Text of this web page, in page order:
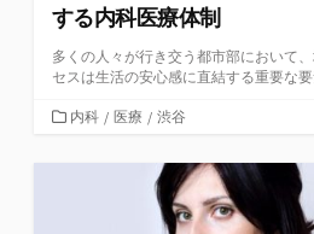
する内科医療体制
多くの人々が行き交う都市部において
セスは生活の安心感に直結する重要な要
カ
ゴ
内科 / 医療 / 渋谷